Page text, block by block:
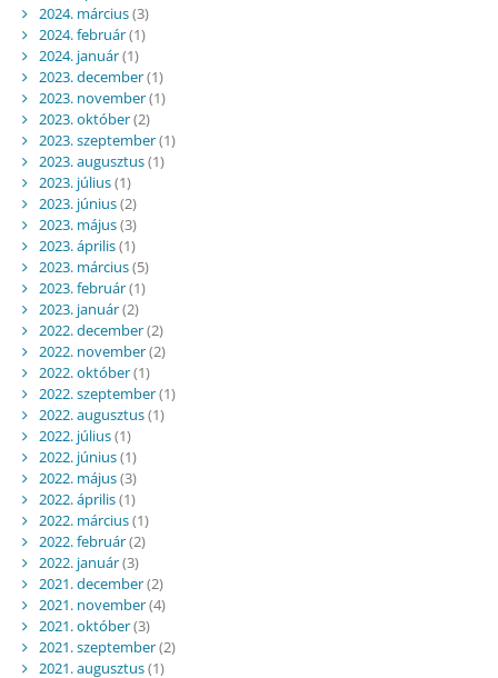
2024. március(3)
2024. február(1)
2024. január(1)
2023. december(1)
2023. november(1)
2023. október(2)
2023. szeptember(1)
2023. augusztus(1)
2023. július(1)
2023. június(2)
2023. május(3)
2023. április(1)
2023. március(5)
2023. február(1)
2023. január(2)
2022. december(2)
2022. november(2)
2022. október(1)
2022. szeptember(1)
2022. augusztus(1)
2022. július(1)
2022. június(1)
2022. május(3)
2022. április(1)
2022. március(1)
2022. február(2)
2022. január(3)
2021. december(2)
2021. november(4)
2021. október(3)
2021. szeptember(2)
2021. augusztus(1)